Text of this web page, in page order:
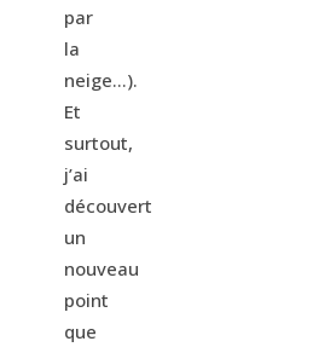
par
la
neige…).
Et
surtout,
j’ai
découvert
un
nouveau
point
que